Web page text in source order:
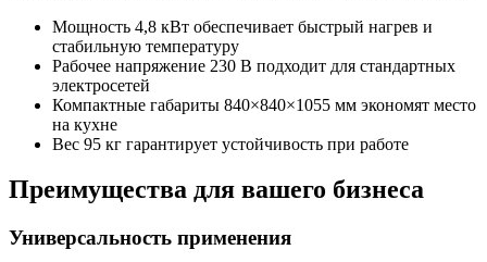
Мощность 4,8 кВт обеспечивает быстрый нагрев и
стабильную температуру
Рабочее напряжение 230 В подходит для стандартных
электросетей
Компактные габариты 840×840×1055 мм экономят место
на кухне
Вес 95 кг гарантирует устойчивость при работе
Преимущества для вашего бизнеса
Универсальность применения